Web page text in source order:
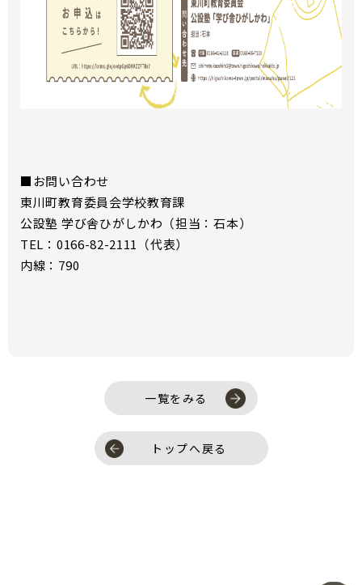
■お問い合わせ
東川町教育委員会学校教育課
公設塾 学び舎ひがしかわ（担当：石本）
TEL：0166-82-2111（代表）
内線：790
一覧をみる
トップへ戻る